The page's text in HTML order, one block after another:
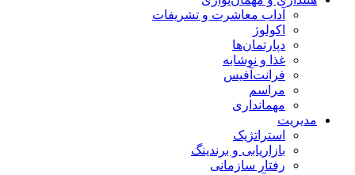
آداب معاشرت و تشریفات
اکولوژ
دپارتمان‌ها
غذا و نوشابه
فرانت‌آفیس
مراسم
مهمانداری
مدیریت
استراتژیک
بازاریابی و برندینگ
رفتار سازمانی